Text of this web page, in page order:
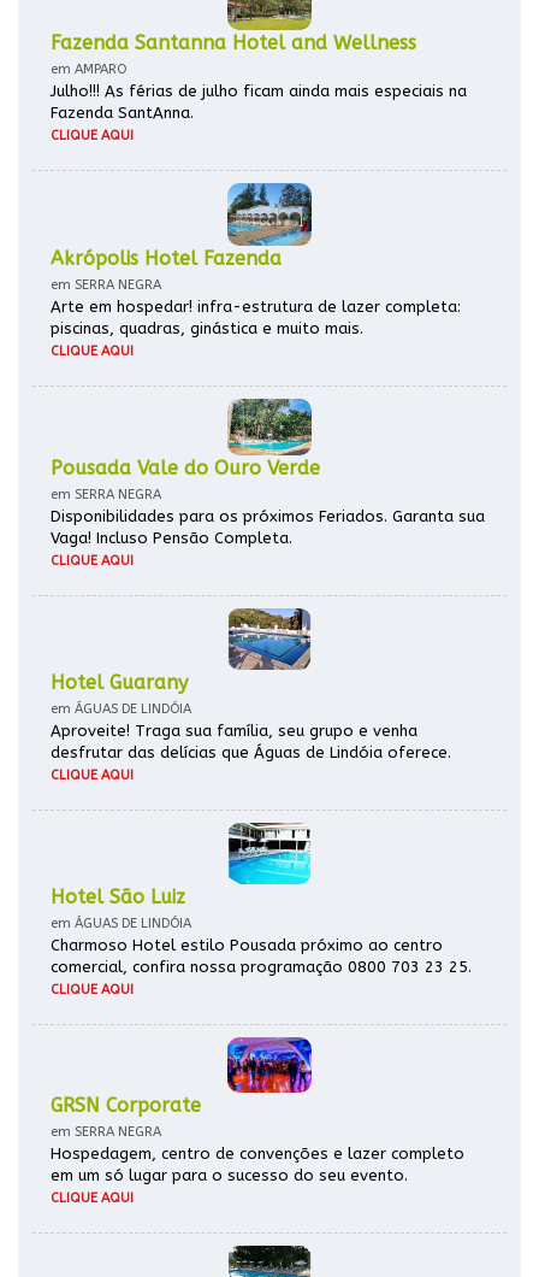
Fazenda Santanna Hotel and Wellness
em AMPARO
Julho!!! As férias de julho ficam ainda mais especiais na
Fazenda SantAnna.
CLIQUE AQUI
Akrópolis Hotel Fazenda
em SERRA NEGRA
Arte em hospedar! infra-estrutura de lazer completa:
piscinas, quadras, ginástica e muito mais.
CLIQUE AQUI
Pousada Vale do Ouro Verde
em SERRA NEGRA
Disponibilidades para os próximos Feriados. Garanta sua
Vaga! Incluso Pensão Completa.
CLIQUE AQUI
Hotel Guarany
em ÁGUAS DE LINDÓIA
Aproveite! Traga sua família, seu grupo e venha
desfrutar das delícias que Águas de Lindóia oferece.
CLIQUE AQUI
Hotel São Luiz
em ÁGUAS DE LINDÓIA
Charmoso Hotel estilo Pousada próximo ao centro
comercial, confira nossa programação 0800 703 23 25.
CLIQUE AQUI
GRSN Corporate
em SERRA NEGRA
Hospedagem, centro de convenções e lazer completo
em um só lugar para o sucesso do seu evento.
CLIQUE AQUI